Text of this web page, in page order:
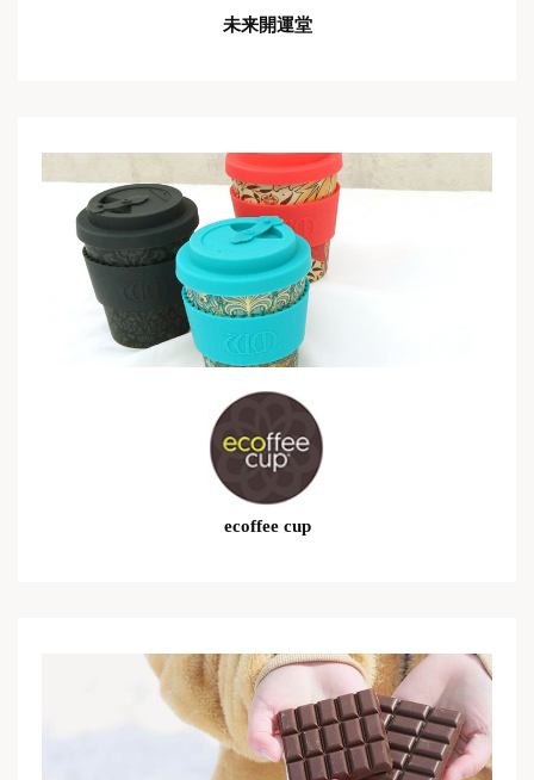
未来開運堂
ecoffee cup